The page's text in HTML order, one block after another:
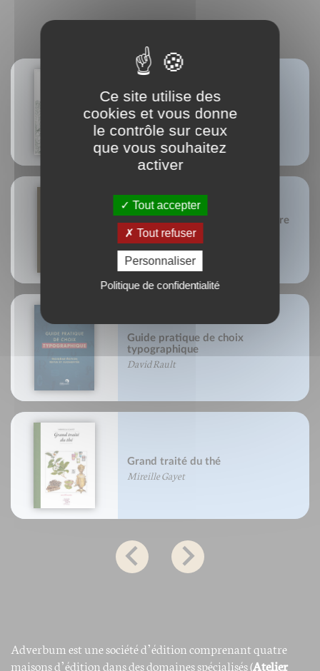
Légumes des terroirs
François Besancenot
Daniel Vuillon
Petit traité de la pomme de terre
et de la frite
Pierre-Brice Lebrun
Guide pratique de choix
typographique
David Rault
Grand traité du thé
Mireille Gayet
Adverbum est une société d’édition comprenant quatre
maisons d’édition dans des domaines spécialisés (Atelier
Ce site utilise des
cookies et vous donne
le contrôle sur ceux
que vous souhaitez
activer
Tout accepter
Tout refuser
Personnaliser
Politique de confidentialité